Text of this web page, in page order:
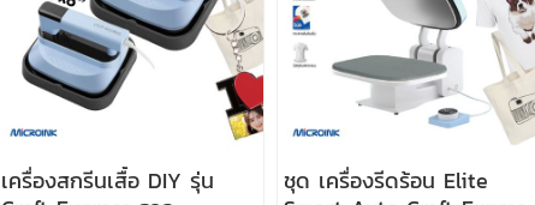
เครื่องสกรีนเสื้อ DIY รุ่น
ชุด เครื่องรีดร้อน Elite